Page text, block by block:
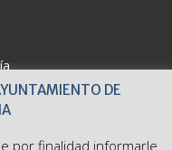
DE
por finalidad informarle